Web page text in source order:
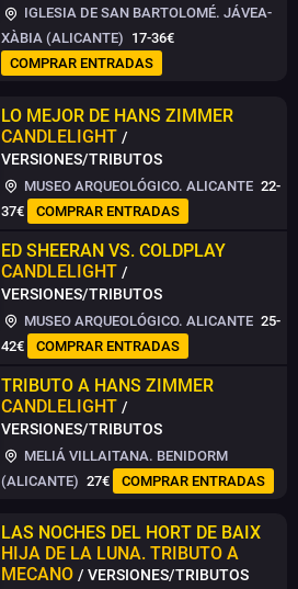
IGLESIA DE SAN BARTOLOMÉ. JÁVEA-
XÀBIA (ALICANTE) 17-36€
COMPRAR ENTRADAS
LO MEJOR DE HANS ZIMMER
CANDLELIGHT /
VERSIONES/TRIBUTOS
MUSEO ARQUEOLÓGICO. ALICANTE 22-
37€
COMPRAR ENTRADAS
ED SHEERAN VS. COLDPLAY
CANDLELIGHT /
VERSIONES/TRIBUTOS
MUSEO ARQUEOLÓGICO. ALICANTE 25-
42€
COMPRAR ENTRADAS
TRIBUTO A HANS ZIMMER
CANDLELIGHT /
VERSIONES/TRIBUTOS
MELIÁ VILLAITANA. BENIDORM
(ALICANTE) 27€ COMPRAR ENTRADAS
LAS NOCHES DEL HORT DE BAIX
HIJA DE LA LUNA. TRIBUTO A
MECANO / VERSIONES/TRIBUTOS